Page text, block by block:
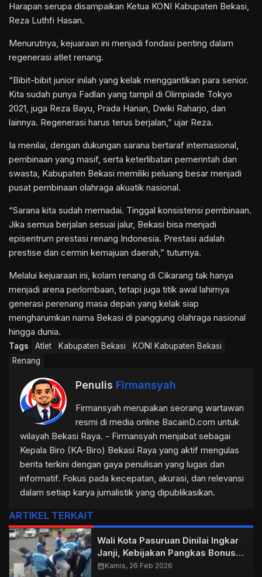
Harapan serupa disampaikan Ketua KONI Kabupaten Bekasi,
Reza Luthfi Hasan.
Menurutnya, kejuaraan ini menjadi fondasi penting dalam
regenerasi atlet renang.
“Bibit-bibit junior inilah yang kelak menggantikan para senior.
Kita sudah punya Fadlan yang tampil di Olimpiade Tokyo
2021, juga Reza Bayu, Prada Hanan, Dwiki Raharjo, dan
lainnya. Regenerasi harus terus berjalan,” ujar Reza.
Ia menilai, dengan dukungan sarana bertaraf internasional,
pembinaan yang masif, serta keterlibatan pemerintah dan
swasta, Kabupaten Bekasi memiliki peluang besar menjadi
pusat pembinaan olahraga akuatik nasional.
“Sarana kita sudah memadai. Tinggal konsistensi pembinaan.
Jika semua berjalan sesuai jalur, Bekasi bisa menjadi
episentrum prestasi renang Indonesia. Prestasi adalah
prestise dan cermin kemajuan daerah,” tuturnya.
Melalui kejuaraan ini, kolam renang di Cikarang tak hanya
menjadi arena perlombaan, tetapi juga titik awal lahirnya
generasi perenang masa depan yang kelak siap
mengharumkan nama Bekasi di panggung olahraga nasional
hingga dunia.
Tags Atlet Kabupaten Bekasi
KONI Kabupaten Bekasi
Renang
Penulis Firmansyah
Firmansyah merupakan seorang wartawan
resmi di media online BacainD.com untuk
wilayah Bekasi Raya. - Firmansyah menjabat sebagai
Kepala Biro (KA-Biro) Bekasi Raya yang aktif mengulas
berita terkini dengan gaya penulisan yang lugas dan
informatif. Fokus pada kecepatan, akurasi, dan relevansi
dalam setiap karya jurnalistik yang dipublikasikan.
ARTIKEL TERKAIT
Wali Kota Pasuruan Dinilai Ingkar
Janji, Kebijakan Pangkas Bonus
Atlet Jadi Bukti Nyata Pengabaian
calendar_monthKamis, 26 Feb 2026